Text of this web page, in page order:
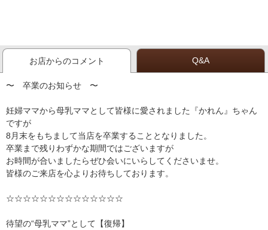
お店からのコメント
〜 卒業のお知らせ 〜
妊婦ママから母乳ママとして皆様に愛されました『かれん』ちゃん
ですが
8月末をもちまして当店を卒業することとなりました。
卒業まで残りわずかな期間ではございますが
お時間が合いましたらぜひ会いにいらしてくださいませ。
皆様のご来店を心よりお待ちしております。
☆☆☆☆☆☆☆☆☆☆☆☆☆☆
待望の“母乳ママ”として【復帰】
Q&A